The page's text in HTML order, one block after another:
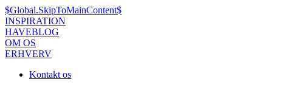
$Global.SkipToMainContent$
INSPIRATION
HAVEBLOG
OM OS
ERHVERV
Kontakt os